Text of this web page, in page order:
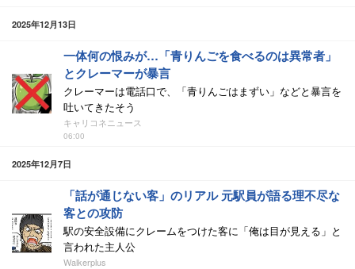
2025年12月13日
一体何の恨みが…「青りんごを食べるのは異常者」
とクレーマーが暴言
クレーマーは電話口で、「青りんごはまずい」などと暴言を
吐いてきたそう
キャリコネニュース
06:00
2025年12月7日
「話が通じない客」のリアル 元駅員が語る理不尽な
客との攻防
駅の安全設備にクレームをつけた客に「俺は目が見える」と
言われた主人公
Walkerplus